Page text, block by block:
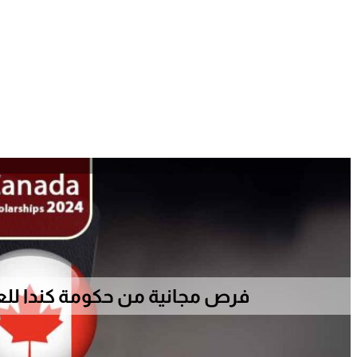
فرص مجانية من حكومة كندا للعرب